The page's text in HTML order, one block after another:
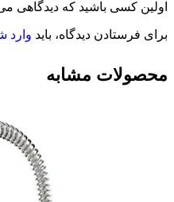
اولین کسی باشید که دیدگاهی
برای فرستادن دیدگاه، باید وارد
محصولات مشابه